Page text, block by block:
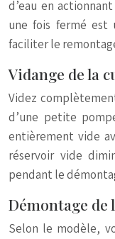
d’eau en
une fois fermé est
faciliter le
Vidange de la
Videz
d’une petite
entièrement vide
réservoir vide
pendant le
Démontage de
Selon le modèle,